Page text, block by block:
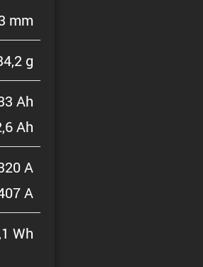
mm
g
Ah
Ah
A
A
Wh